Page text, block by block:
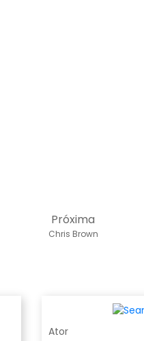
Próxima
Chris Brown
Ator